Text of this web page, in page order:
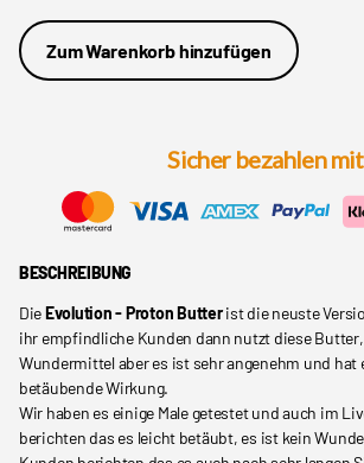
Zum Warenkorb hinzufügen
Sicher bezahlen mit
BESCHREIBUNG
Die Evolution - Proton Butterist die neuste
ihr empfindliche Kunden dann nutzt diese
Wundermittel aber es ist sehr angenehm und hat
betäubende Wirkung.
Wir haben es einige Male getestet und auch im
berichten das es leicht betäubt, es ist kein